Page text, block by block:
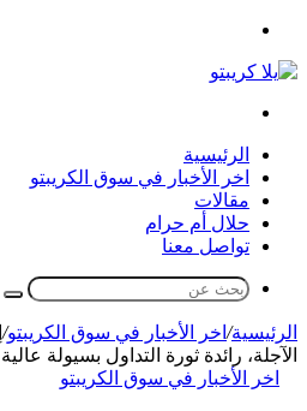
الرئيسية
اخر الأخبار في سوق الكريبتو
مقالات
حلال أم حرام
تواصل معنا
عن
الرئيسية/ اخر الأخبار في سوق الكريبتو/
الآجلة، رائدة ثورة التداول بسيولة
اخر الأخبار في سوق الكريبتو